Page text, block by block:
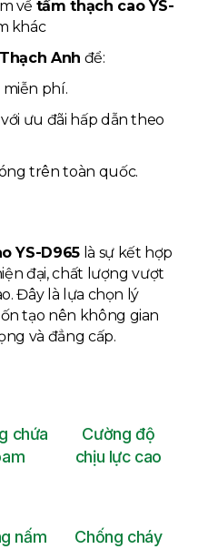
về tấm thạch cao YS-
khác
Anh để:
phí.
ưu đãi hấp dẫn theo
trên toàn quốc.
YS-D965 là sự kết hợp
đại, chất lượng vượt
Đây là lựa chọn lý
tạo nên không gian
và đẳng cấp.
chứa
Cường độ
chịu lực cao
nấm
Chống cháy